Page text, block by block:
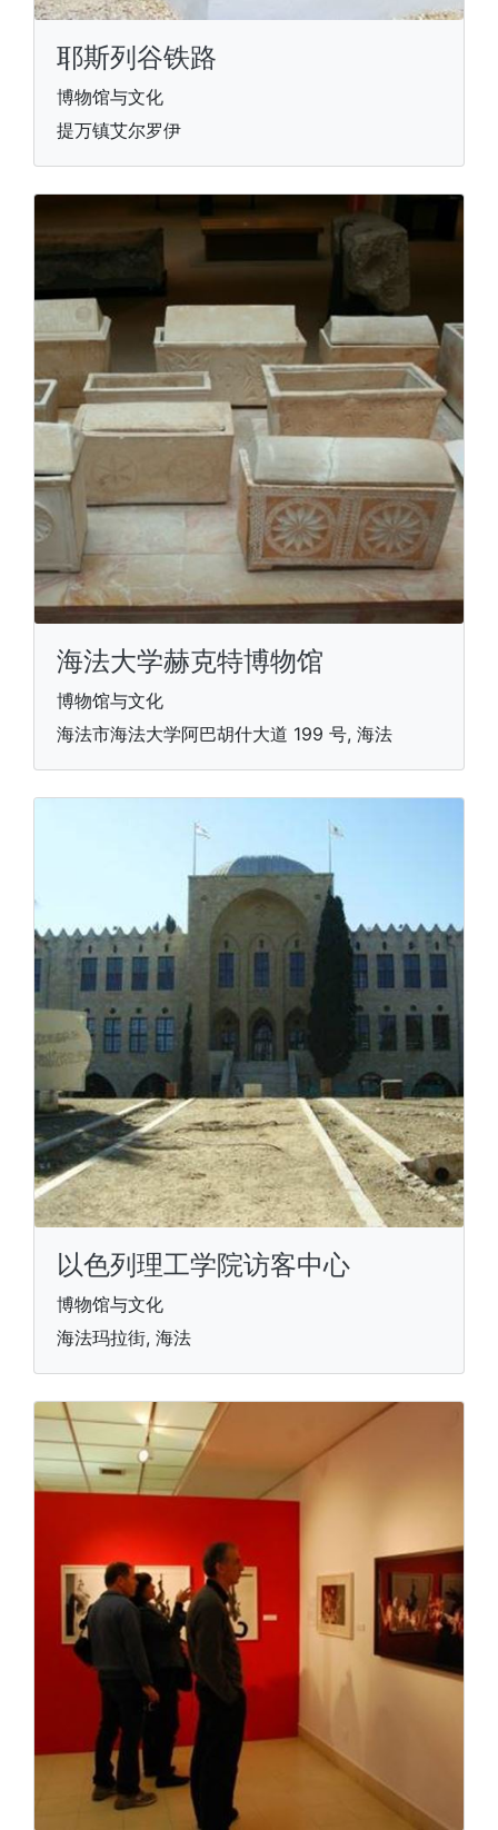
耶斯列谷铁路
博物馆与文化
提万镇艾尔罗伊
海法大学赫克特博物馆
博物馆与文化
海法市海法大学阿巴胡什大道 199 号, 海法
以色列理工学院访客中心
博物馆与文化
海法玛拉街, 海法